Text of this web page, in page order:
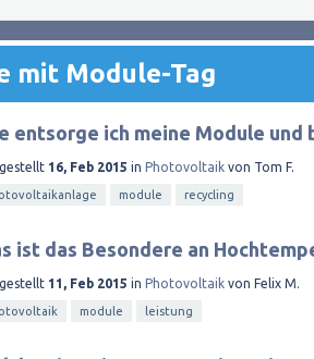
mit Module-Tag
entsorge ich meine Module und
16, Feb 2015 in Photovoltaik von Tom F.
module recycling
ist das Besondere an
11, Feb 2015 in Photovoltaik von Felix M.
module leistung